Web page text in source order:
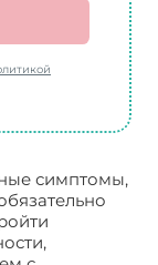
симптомы,